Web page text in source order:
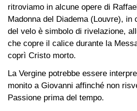
ritroviamo in alcune opere di
Madonna del Diadema (Louvre), in
del velo è simbolo di rivelazione,
che copre il calice durante la
coprì Cristo morto.
La Vergine potrebbe essere
monito a Giovanni affinché non
Passione prima del tempo.